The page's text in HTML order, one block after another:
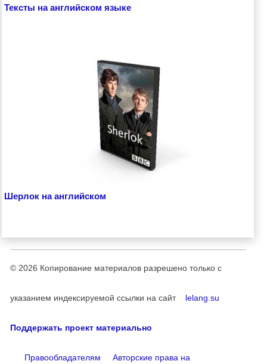
Тексты на английском языке
Шерлок на английском
© 2026 Копирование материалов разрешено только с
указанием индексируемой ссылки на сайт lelang.su
Поддержать проект материально
Правообладателям Авторские права на